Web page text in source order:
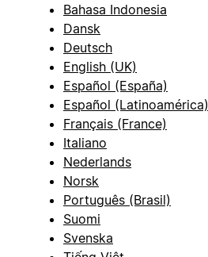
Bahasa Indonesia
Dansk
Deutsch
English (UK)
Español (España)
Español (Latinoamérica)
Français (France)
Italiano
Nederlands
Norsk
Português (Brasil)
Suomi
Svenska